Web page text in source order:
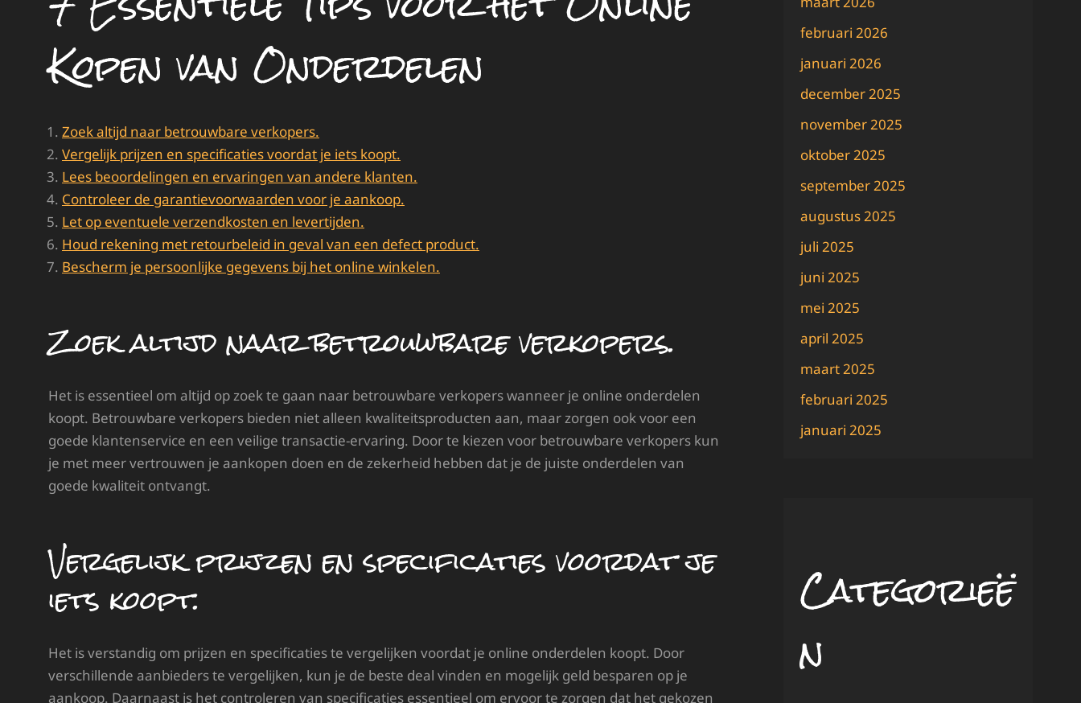
Kopen van Onderdelen
Zoek altijd naar betrouwbare verkopers.
Vergelijk prijzen en specificaties voordat je iets koopt.
Lees beoordelingen en ervaringen van andere klanten.
Controleer de garantievoorwaarden voor je aankoop.
Let op eventuele verzendkosten en levertijden.
Houd rekening met retourbeleid in geval van een defect product.
Bescherm je persoonlijke gegevens bij het online winkelen.
Zoek altijd naar betrouwbare verkopers.
Het is essentieel om altijd op zoek te gaan naar betrouwbare verkopers wanneer je online onderdelen
koopt. Betrouwbare verkopers bieden niet alleen kwaliteitsproducten aan, maar zorgen ook voor een
goede klantenservice en een veilige transactie-ervaring. Door te kiezen voor betrouwbare verkopers kun
je met meer vertrouwen je aankopen doen en de zekerheid hebben dat je de juiste onderdelen van
goede kwaliteit ontvangt.
Vergelijk prijzen en specificaties voordat je
iets koopt.
Het is verstandig om prijzen en specificaties te vergelijken voordat je online onderdelen koopt. Door
verschillende aanbieders te vergelijken, kun je de beste deal vinden en mogelijk geld besparen op je
aankoop. Daarnaast is het controleren van specificaties essentieel om ervoor te zorgen dat het gekozen
februari 2026
januari 2026
december 2025
november 2025
oktober 2025
september 2025
augustus 2025
juli 2025
juni 2025
mei 2025
april 2025
maart 2025
februari 2025
januari 2025
Categorieë
n